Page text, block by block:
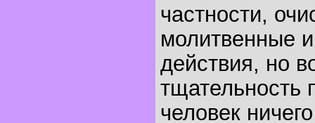
частности,
молитвенные
действия, но
тщательность
человек